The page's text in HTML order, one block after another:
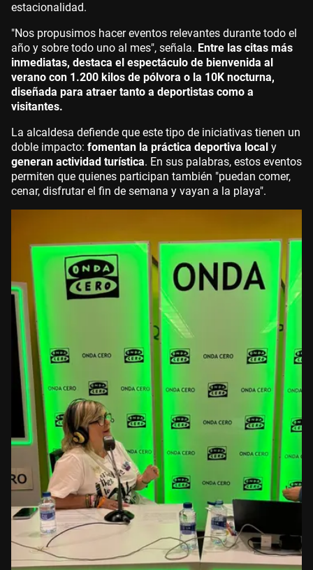
estacionalidad.
"Nos propusimos hacer eventos relevantes durante todo el
año y sobre todo uno al mes", señala. Entre las citas más
inmediatas, destaca el espectáculo de bienvenida al
verano con 1.200 kilos de pólvora o la 10K nocturna,
diseñada para atraer tanto a deportistas como a
visitantes.
La alcaldesa defiende que este tipo de iniciativas tienen un
doble impacto: fomentan la práctica deportiva local y
generan actividad turística. En sus palabras, estos eventos
permiten que quienes participan también "puedan comer,
cenar, disfrutar el fin de semana y vayan a la playa".